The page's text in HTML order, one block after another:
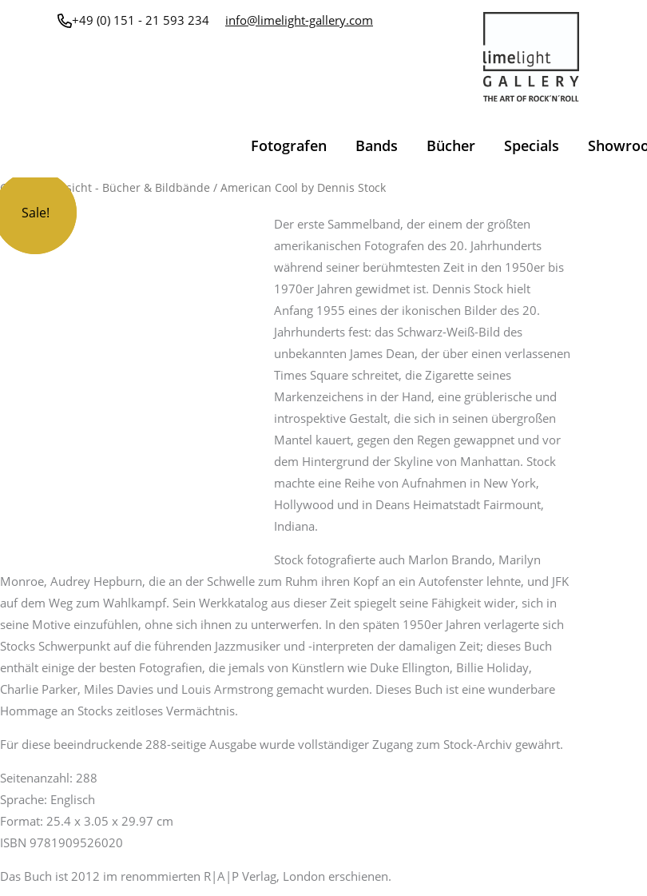
+49 (0) 151 - 21 593 234 info@limelight-gallery.com
Fotografen Bands Bücher Specials
Gesamtübersicht - Bücher & Bildbände / American Cool by Dennis Stock
Sale!
Der erste Sammelband, der einem der größten
amerikanischen Fotografen des 20. Jahrhunderts
während seiner berühmtesten Zeit in den 1950er bis
1970er Jahren gewidmet ist. Dennis Stock hielt
Anfang 1955 eines der ikonischen Bilder des 20.
Jahrhunderts fest: das Schwarz-Weiß-Bild des
unbekannten James Dean, der über einen verlassenen
Times Square schreitet, die Zigarette seines
Markenzeichens in der Hand, eine grüblerische und
introspektive Gestalt, die sich in seinen übergroßen
Mantel kauert, gegen den Regen gewappnet und vor
dem Hintergrund der Skyline von Manhattan. Stock
machte eine Reihe von Aufnahmen in New York,
Hollywood und in Deans Heimatstadt Fairmount,
Indiana.
Stock fotografierte auch Marlon Brando, Marilyn
Monroe, Audrey Hepburn, die an der Schwelle zum Ruhm ihren Kopf an ein Autofenster lehnte, und JFK
auf dem Weg zum Wahlkampf. Sein Werkkatalog aus dieser Zeit spiegelt seine Fähigkeit wider, sich in
seine Motive einzufühlen, ohne sich ihnen zu unterwerfen. In den späten 1950er Jahren verlagerte sich
Stocks Schwerpunkt auf die führenden Jazzmusiker und -interpreten der damaligen Zeit; dieses Buch
enthält einige der besten Fotografien, die jemals von Künstlern wie Duke Ellington, Billie Holiday,
Charlie Parker, Miles Davies und Louis Armstrong gemacht wurden. Dieses Buch ist eine wunderbare
Hommage an Stocks zeitloses Vermächtnis.
Für diese beeindruckende 288-seitige Ausgabe wurde vollständiger Zugang zum Stock-Archiv gewährt.
Seitenanzahl: 288
Sprache: Englisch
Format: 25.4 x 3.05 x 29.97 cm
ISBN 9781909526020
Das Buch ist 2012 im renommierten R|A|P Verlag, London erschienen.
Ursprünglicher
Aktueller
American
Cool
by
Sale!
Preis
war:
50,00 €
ist:
by
Dennis
Stock
Menge